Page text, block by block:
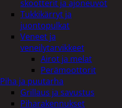
skootterit ja ajoneuvot
Tukkikärryt ja
juontopulkat
Veneet ja
veneilytarvikkeet
Airot ja melat
Perämoottorit
Piha ja puutarha
Grillaus ja savustus
Piharakennukset